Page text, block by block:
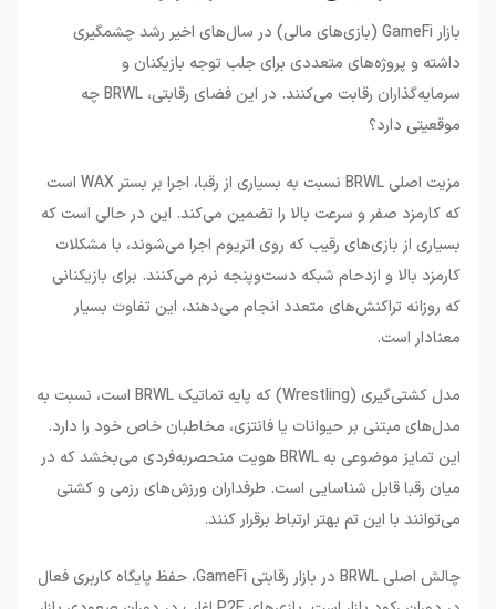
بازار GameFi (بازی‌های مالی) در سال‌های اخیر رشد چشمگیری
داشته و پروژه‌های متعددی برای جلب توجه بازیکنان و
سرمایه‌گذاران رقابت می‌کنند. در این فضای رقابتی، BRWL چه
موقعیتی دارد؟
مزیت اصلی BRWL نسبت به بسیاری از رقبا، اجرا بر بستر WAX است
که کارمزد صفر و سرعت بالا را تضمین می‌کند. این در حالی است که
بسیاری از بازی‌های رقیب که روی اتریوم اجرا می‌شوند، با مشکلات
کارمزد بالا و ازدحام شبکه دست‌وپنجه نرم می‌کنند. برای بازیکنانی
که روزانه تراکنش‌های متعدد انجام می‌دهند، این تفاوت بسیار
معنادار است.
مدل کشتی‌گیری (Wrestling) که پایه تماتیک BRWL است، نسبت به
مدل‌های مبتنی بر حیوانات یا فانتزی، مخاطبان خاص خود را دارد.
این تمایز موضوعی به BRWL هویت منحصربه‌فردی می‌بخشد که در
میان رقبا قابل شناسایی است. طرفداران ورزش‌های رزمی و کشتی
می‌توانند با این تم بهتر ارتباط برقرار کنند.
چالش اصلی BRWL در بازار رقابتی GameFi، حفظ پایگاه کاربری فعال